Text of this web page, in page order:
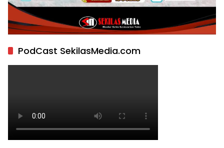
PodCast SekilasMedia.com